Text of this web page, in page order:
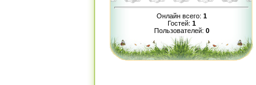
Онлайн всего: 1
Гостей: 1
Пользователей: 0